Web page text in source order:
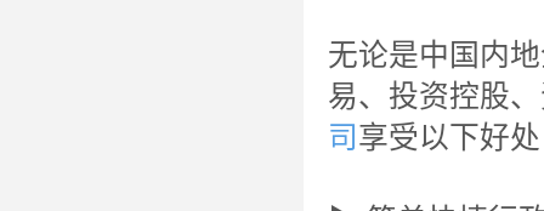
无论是中国内
易、投资控股
司 享受以下好